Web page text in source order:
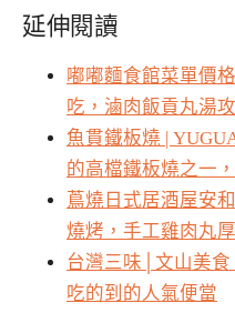
延伸閱讀
嘟嘟麵食館菜單價
吃，滷肉飯貢丸湯
魚貫鐵板燒 |
的高檔鐵板燒之一
蔦燒日式居酒屋安
燒烤，手工雞肉丸
台灣三味│文山美
吃的到的人氣便當